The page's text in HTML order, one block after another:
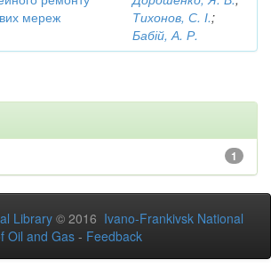
мереж
Тихонов, С. І.;
Бабій, А. Р.
1
Library © 2016 Ivano-Frankivsk National
Oil and Gas - Feedback